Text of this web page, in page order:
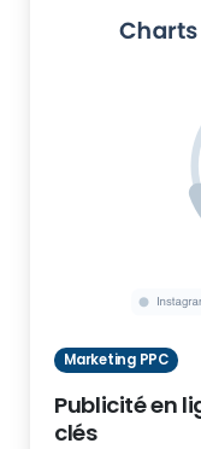
Marketing PPC
Publicité en
clés